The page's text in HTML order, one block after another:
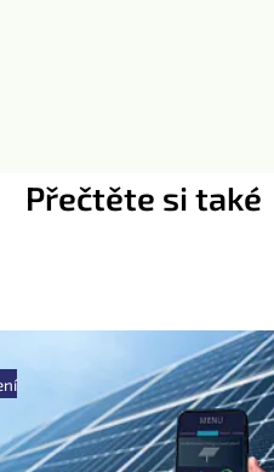
Přečtěte si také